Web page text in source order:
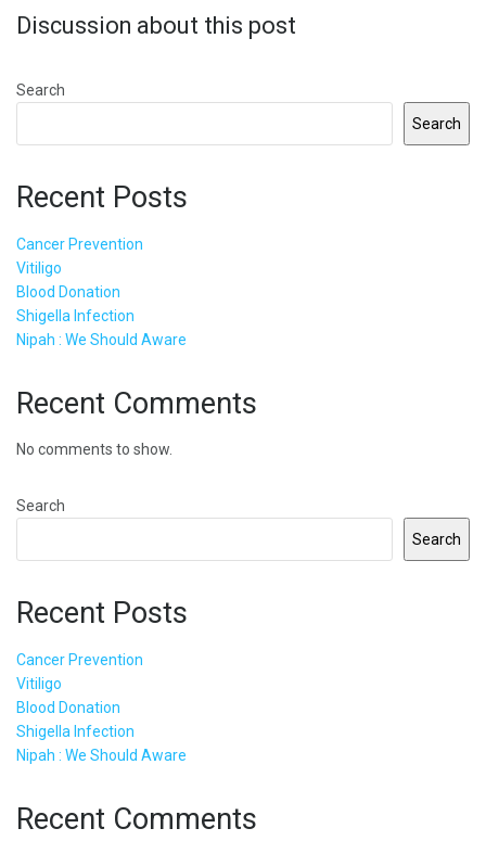
Discussion about this post
Search
Search
Recent Posts
Cancer Prevention
Vitiligo
Blood Donation
Shigella Infection
Nipah : We Should Aware
Recent Comments
No comments to show.
Search
Search
Recent Posts
Cancer Prevention
Vitiligo
Blood Donation
Shigella Infection
Nipah : We Should Aware
Recent Comments